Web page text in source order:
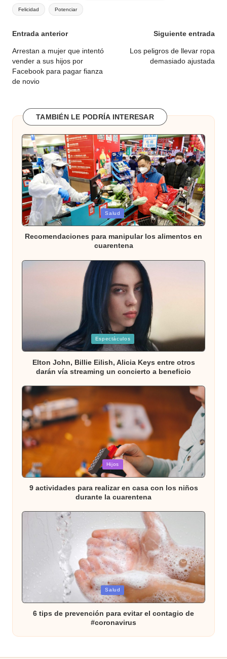
Felicidad Potenciar
Navegación
de
entradas
Entrada anterior
Arrestan a mujer que intentó
vender a sus hijos por
Facebook para pagar fianza
de novio
Siguiente entrada
Los peligros de llevar ropa
demasiado ajustada
TAMBIÉN LE PODRÍA INTERESAR
Publicada
en
Salud
Recomendaciones para manipular los alimentos en
cuarentena
Publicada
en
Espectáculos
Elton John, Billie Eilish, Alicia Keys entre otros
darán vía streaming un concierto a beneficio
Publicada
en
Hijos
9 actividades para realizar en casa con los niños
durante la cuarentena
Salud
6 tips de prevención para evitar el contagio de
#coronavirus